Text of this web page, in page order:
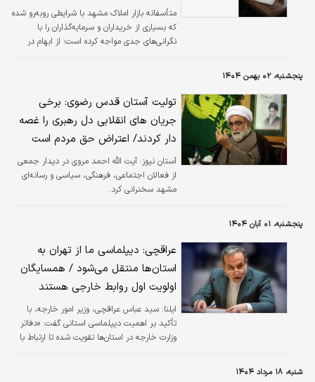
متأسفانه بازار املاک مشهد با شرایطی روبه‌رو شده
که بسیاری از خریداران و سرمایه‌گذاران را با
نگرانی‌های جدی مواجه کرده است؛ از ابهام در
چالش حقوقی پیچیده تبدیل می‌کنند.
پنجشنبه، ۰۲ بهمن ۱۴۰۴
تولیت آستان قدس رضوی: برخی
جریان های انقلابی دل رهبری را غصه
دار کردند/ اعتراض حق مردم است
آستان نیوز: ​​​​​​​آیت الله احمد مروی در دیدار جمعی
از فعالان اجتماعی، فرهنگی، سیاسی و رسانه‌ای
مشهد سخنرانی کرد.
پنجشنبه، ۰۱ آبان ۱۴۰۴
عراقچی: دیپلماسی ما از تهران به
استان‌ها منتقل می‌شود / همسایگان
اولویت اول روابط خارجی هستند
ایلنا: سید عباس عراقچی، وزیر امور خارجه، با
تأکید بر اهمیت دیپلماسی استانی گفت: «دفاتر
وزارت خارجه در استان‌ها تقویت شده تا ارتباط با
شنبه، ۱۸ مرداد ۱۴۰۴